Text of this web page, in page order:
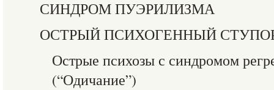
СИНДРОМ ПУЭРИЛИЗМА
ОСТРЫЙ ПСИХОГЕННЫЙ
Острые психозы с синдромом
(“Одичание”)